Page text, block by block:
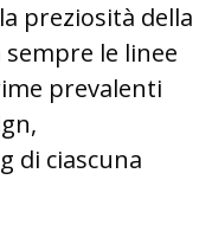
preziosità della
le linee
prevalenti
di ciascuna